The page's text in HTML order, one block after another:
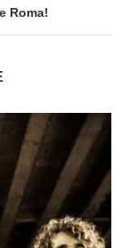
Roma!